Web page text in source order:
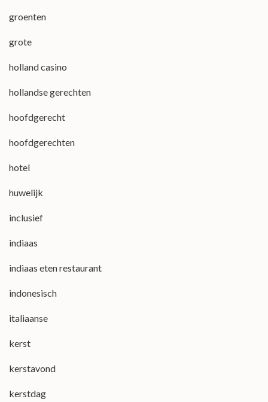
groenten
grote
holland casino
hollandse gerechten
hoofdgerecht
hoofdgerechten
hotel
huwelijk
inclusief
indiaas
indiaas eten restaurant
indonesisch
italiaanse
kerst
kerstavond
kerstdag